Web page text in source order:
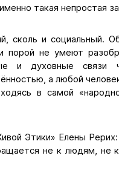
такая непростая
сколь и социальный.
порой не умеют
и духовные
а любой
в самой
Этики» Елены
не к людям, не